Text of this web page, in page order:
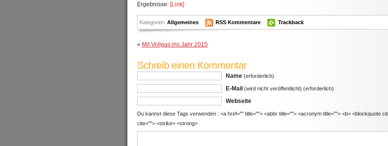
Ergebnisse: [Link]
Kategorien Allgemeines RSS Kommentare Trackback
« Mit Vollgas ins Jahr 2015
Schreib einen Kommentar
Name (erforderlich)
E-Mail (wird nicht veröffentlicht) (erforderlich)
Webseite
Du kannst diese Tags verwenden : <a href="" title=""> <abbr title=""> <acronym title=""> <b> <blockquote
cite=""> <strike> <strong>